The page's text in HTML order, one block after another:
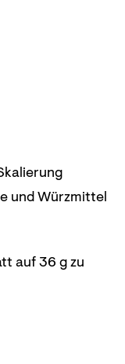
und Würzmittel
auf 36 g zu